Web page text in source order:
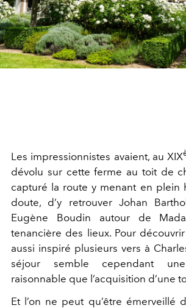
Les impressionnistes avaient, au XIX
dévolu sur cette ferme au toit de
capturé la route y menant en plein
doute, d’y retrouver Johan
Eugène Boudin autour de
tenancière des lieux. Pour
aussi inspiré plusieurs vers à
séjour semble cependant
raisonnable que l’acquisition d’une
Et l’on ne peut qu’être émerveillé